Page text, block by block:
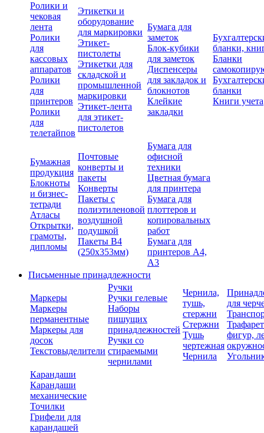
Ролики и
чековая
лента
Ролики
для
кассовых
аппаратов
Ролики
для
принтеров
Ролики
для
телетайпов
Этикетки и
оборудование
для маркировки
Этикет-
пистолеты
Этикетки для
складской и
промышленной
маркировки
Этикет-лента
для этикет-
пистолетов
Бумага для
заметок
Блок-кубики
для заметок
Диспенсеры
для закладок и
блокнотов
Клейкие
закладки
бланки,
Бланки
бланки
Книги учета
Бумажная
продукция
Блокноты
и бизнес-
тетради
Атласы
Открытки,
грамоты,
дипломы
Почтовые
конверты и
пакеты
Конверты
Пакеты с
полиэтиленовой
воздушной
подушкой
Пакеты В4
(250х353мм)
Бумага для
офисной
техники
Цветная бумага
для принтера
Бумага для
плоттеров и
копировальных
работ
Бумага для
принтеров А4,
А3
Письменные принадлежности
Маркеры
Маркеры
перманентные
Маркеры для
досок
Текстовыделители
Ручки
Ручки гелевые
Наборы
пишущих
принадлежностей
Ручки со
стираемыми
чернилами
Чернила,
тушь,
стержни
Стержни
Тушь
чертежная
Чернила
для
фигур,
Карандаши
Карандаши
механические
Точилки
Грифели для
карандашей